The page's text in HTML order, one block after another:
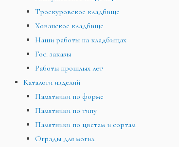
Троекуровское кладбище
Хованское кладбище
Наши работы на кладбищах
Гос. заказы
Работы прошлых лет
Каталоги изделий
Памятники по форме
Памятники по типу
Памятники по цветам и сортам
Ограды для могил